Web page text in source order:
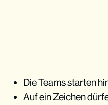
Die Teams starten
Auf ein Zeichen